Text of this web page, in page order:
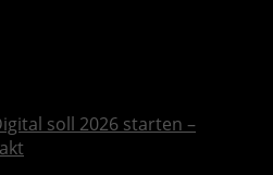
soll 2026 starten –